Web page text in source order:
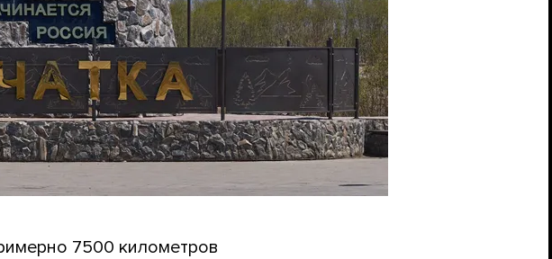
7500 километров